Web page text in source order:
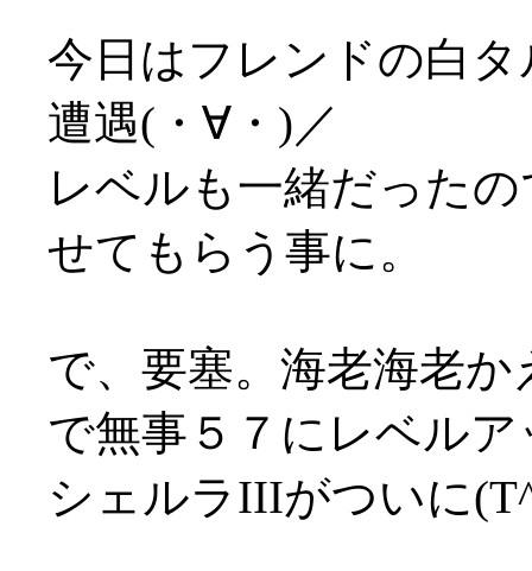
今日はフレンドの白
遭遇(・∀・)／
レベルも一緒だった
せてもらう事に。
で、要塞。海老海老
で無事５７にレベルア
シェルラIIIがついに